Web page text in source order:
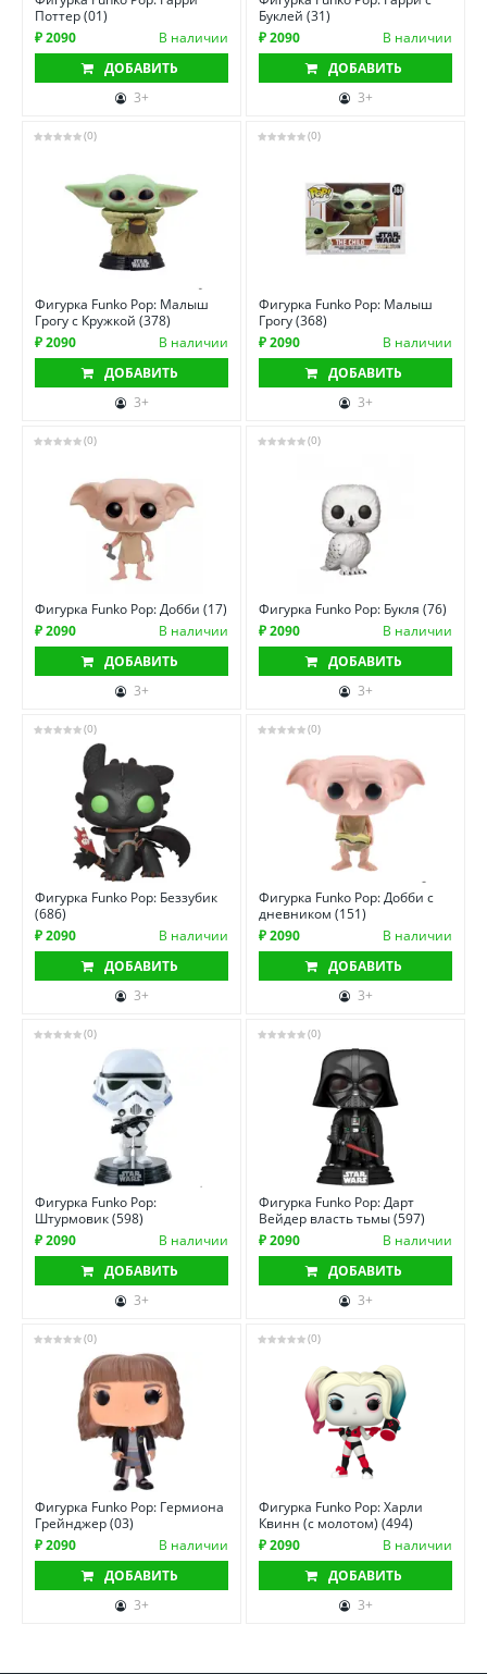
Поттер (01)
₽ 2090
В наличии
ДОБАВИТЬ
3+
Буклей (31)
₽ 2090
В наличии
ДОБАВИТЬ
3+
(0)
Фигурка Funko Pop: Малыш
Грогу с Кружкой (378)
₽ 2090
В наличии
ДОБАВИТЬ
3+
(0)
Фигурка Funko Pop: Малыш
Грогу (368)
₽ 2090
В наличии
ДОБАВИТЬ
3+
(0)
Фигурка Funko Pop: Добби (17)
₽ 2090
В наличии
ДОБАВИТЬ
3+
(0)
Фигурка Funko Pop: Букля (76)
₽ 2090
В наличии
ДОБАВИТЬ
3+
(0)
Фигурка Funko Pop: Беззубик
(686)
₽ 2090
В наличии
ДОБАВИТЬ
3+
(0)
Фигурка Funko Pop: Добби с
дневником (151)
₽ 2090
В наличии
ДОБАВИТЬ
3+
(0)
Фигурка Funko Pop:
Штурмовик (598)
₽ 2090
В наличии
ДОБАВИТЬ
3+
(0)
Фигурка Funko Pop: Дарт
Вейдер власть тьмы (597)
₽ 2090
В наличии
ДОБАВИТЬ
3+
(0)
Фигурка Funko Pop: Гермиона
Грейнджер (03)
₽ 2090
В наличии
ДОБАВИТЬ
3+
(0)
Фигурка Funko Pop: Харли
Квинн (с молотом) (494)
₽ 2090
В наличии
ДОБАВИТЬ
3+